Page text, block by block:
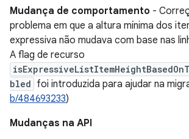
Mudança de comportamento -
problema em que a altura mínima dos
expressiva não mudava com base nas
A flag de recurso
bled foi introduzida para ajudar na
b/484693233)
Mudanças na API